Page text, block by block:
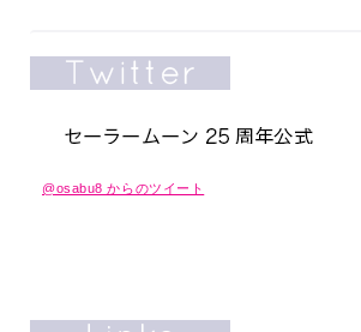
@osabu8 からのツイート